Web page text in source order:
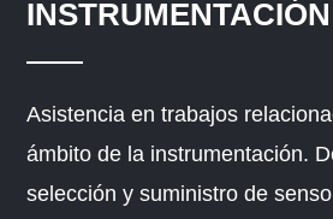
INSTRUMENTACIÓN
Asistencia en trabajos
ámbito de la instrumentación.
selección y suministro de